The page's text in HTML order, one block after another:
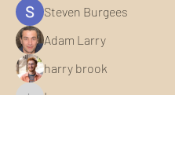
Steven Burgees
Adam Larry
harry brook
Leona